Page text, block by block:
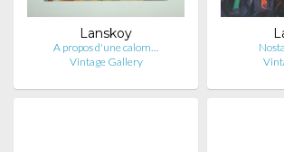
Lanskoy
A propos d'une calom…
Vintage Gallery